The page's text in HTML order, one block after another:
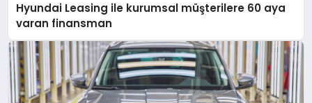
Hyundai Leasing ile kurumsal müşterilere 60 aya
varan finansman